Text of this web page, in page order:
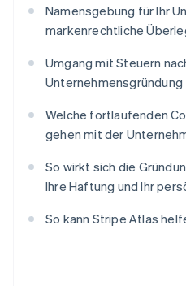
Namensgebung für Ihr
markenrechtliche
Umgang mit Steuern
Unternehmensgründung
Welche fortlaufenden
gehen mit der
So wirkt sich die
Ihre Haftung und Ihr
So kann Stripe Atlas